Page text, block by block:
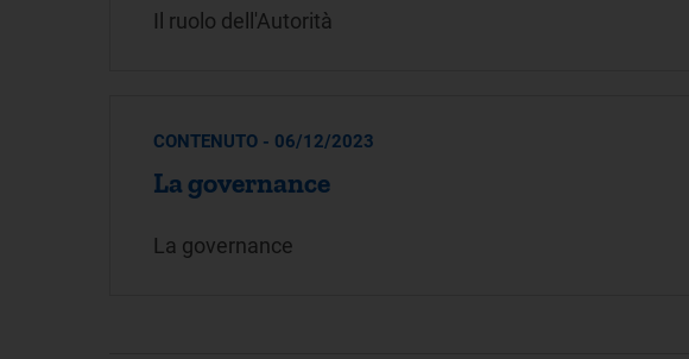
Il ruolo dell'Autorità
CONTENUTO - 06/12/2023
La governance
La governance